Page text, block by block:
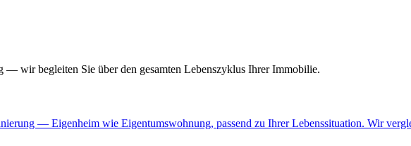
— wir begleiten Sie über den gesamten Lebenszyklus Ihrer Immobilie.
— Eigenheim wie Eigentumswohnung, passend zu Ihrer Lebenssituation. Wir